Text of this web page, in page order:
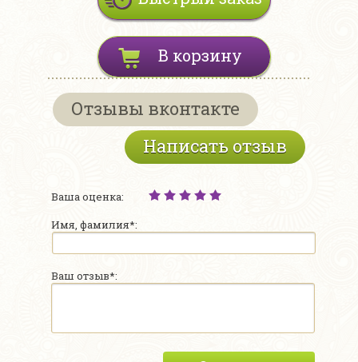
В корзину
Отзывы вконтакте
Написать отзыв
Ваша оценка:
Имя, фамилия*:
Ваш отзыв*: